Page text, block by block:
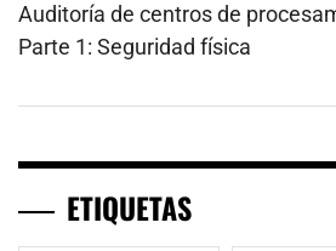
Auditoría de centros de
Parte 1: Seguridad física
ETIQUETAS